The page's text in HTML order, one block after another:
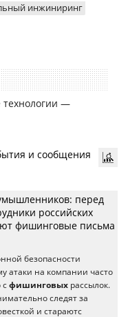
инжиниринг
технологии —
и сообщения
перед
российских
фишинговые письма
безопасности
атаки на компании часто
с фишинговых рассылок.
следят за
и стараютс